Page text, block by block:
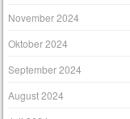
November 2024
Oktober 2024
September 2024
August 2024